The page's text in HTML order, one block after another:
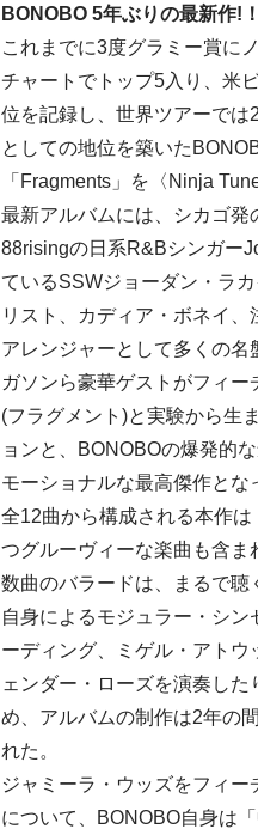
BONOBO 5年ぶりの最新作!！
これまでに3度グラミー賞に
チャートでトップ5入り、米
位を記録し、世界ツアーでは
としての地位を築いた
「Fragments」を〈Ninja
最新アルバムには、シカゴ発
88risingの日系R&Bシンガー
ているSSWジョーダン・ラ
リスト、カディア・ボネイ
アレンジャーとして多くの
ガソンら豪華ゲストがフィ
(フラグメント)と実験から生
ョンと、BONOBOの爆発的
モーショナルな最高傑作とな
全12曲から構成される本作
つグルーヴィーな楽曲も含ま
数曲のバラードは、まるで聴
自身によるモジュラー・シ
ーディング、ミゲル・アト
ェンダー・ローズを演奏し
め、アルバムの制作は2年の
れた。
ジャミーラ・ウッズをフィー
について、BONOBO自身は